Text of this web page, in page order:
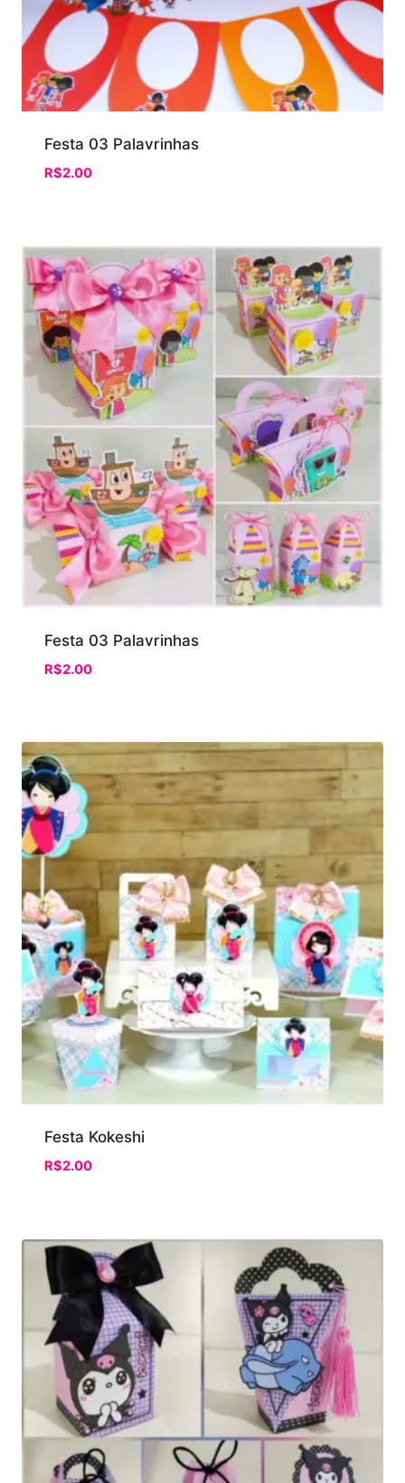
Festa 03 Palavrinhas
R$2.00
Festa 03 Palavrinhas
R$2.00
Festa Kokeshi
R$2.00